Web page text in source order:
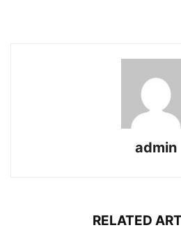
admin
RELATED